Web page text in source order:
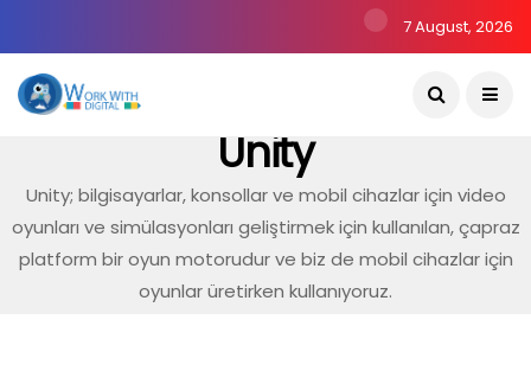
7 August, 2026
Unity
Unity; bilgisayarlar, konsollar ve mobil cihazlar için video
oyunları ve simülasyonları geliştirmek için kullanılan, çapraz
platform bir oyun motorudur ve biz de mobil cihazlar için
oyunlar üretirken kullanıyoruz.